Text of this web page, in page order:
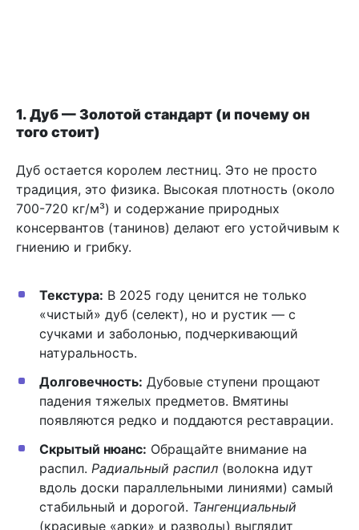
1. Дуб — Золотой стандарт (и почему он
того стоит)
Дуб остается королем лестниц. Это не просто
традиция, это физика. Высокая плотность (около
700-720 кг/м³) и содержание природных
консервантов (танинов) делают его устойчивым к
гниению и грибку.
Текстура: В 2025 году ценится не только
«чистый» дуб (селект), но и рустик — с
сучками и заболонью, подчеркивающий
натуральность.
Долговечность: Дубовые ступени прощают
падения тяжелых предметов. Вмятины
появляются редко и поддаются реставрации.
Скрытый нюанс: Обращайте внимание на
распил. Радиальный распил(волокна идут
вдоль доски параллельными линиями) самый
стабильный и дорогой. Тангенциальный
(красивые «арки» и разводы) выглядит